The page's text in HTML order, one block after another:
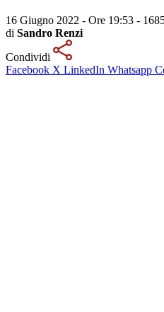
16 Giugno 2022 - Ore 19:53 -
di Sandro Renzi
Condividi
Facebook X LinkedIn Whatsapp